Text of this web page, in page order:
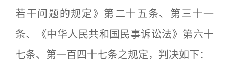
若干问题的规定》第二十五条、第三十一
条、《中华人民共和国民事诉讼法》第六十
七条、第一百四十七条之规定，判决如下：